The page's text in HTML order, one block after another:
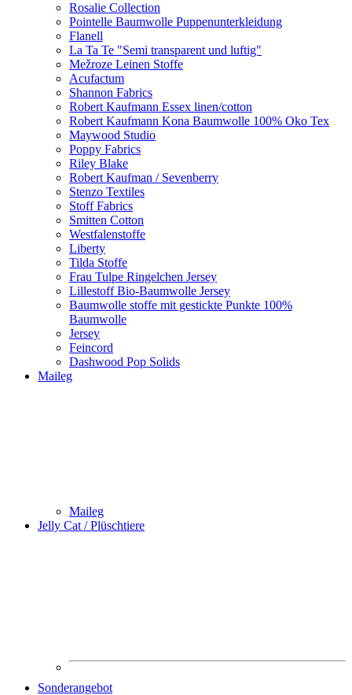
Rosalie Collection
Pointelle Baumwolle Puppenunterkleidung
Flanell
La Ta Te "Semi transparent und luftig"
Mežroze Leinen Stoffe
Acufactum
Shannon Fabrics
Robert Kaufmann Essex linen/cotton
Robert Kaufmann Kona Baumwolle 100% Oko Tex
Maywood Studio
Poppy Fabrics
Riley Blake
Robert Kaufman / Sevenberry
Stenzo Textiles
Stoff Fabrics
Smitten Cotton
Westfalenstoffe
Liberty
Tilda Stoffe
Frau Tulpe Ringelchen Jersey
Lillestoff Bio-Baumwolle Jersey
Baumwolle stoffe mit gestickte Punkte 100%
Baumwolle
Jersey
Feincord
Dashwood Pop Solids
Maileg
Maileg
Jelly Cat / Plüschtiere
Sonderangebot